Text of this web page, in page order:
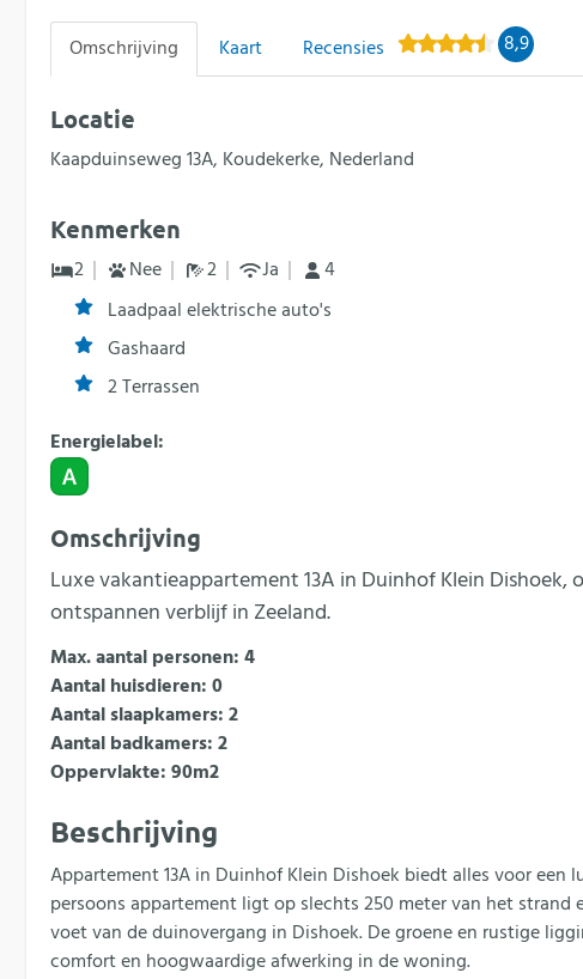
Omschrijving Kaart Recensies 8,9
Locatie
Kaapduinseweg 13A, Koudekerke, Nederland
Kenmerken
2
Nee 2 Ja
4
Laadpaal elektrische auto's
Gashaard
2 Terrassen
Energielabel:
Omschrijving
Luxe vakantieappartement 13A in Duinhof Klein
ontspannen verblijf in Zeeland.
Max. aantal personen: 4
Aantal huisdieren: 0
Aantal slaapkamers: 2
Aantal badkamers: 2
Oppervlakte: 90m2
Beschrijving
Appartement 13A in Duinhof Klein Dishoek biedt alles voor
persoons appartement ligt op slechts 250 meter van het
voet van de duinovergang in Dishoek. De groene en rustige
comfort en hoogwaardige afwerking in de woning.